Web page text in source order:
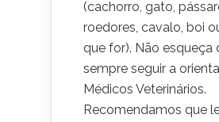
(cachorro, gato,
roedores, cavalo, boi
que for). Não esqueça
sempre seguir a
Médicos Veterinários.
Recomendamos que